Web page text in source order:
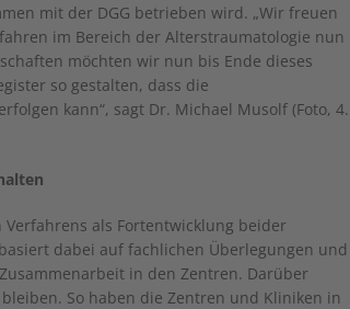
mit der DGG betrieben wird. „Wir freuen
im Bereich der Alterstraumatologie nun
möchten wir nun bis Ende dieses
so gestalten, dass die
kann“, sagt Dr. Michael Musolf (Foto, 4.
als Fortentwicklung beider
dabei auf fachlichen Überlegungen und
in den Zentren. Darüber
So haben die Zentren und Kliniken in